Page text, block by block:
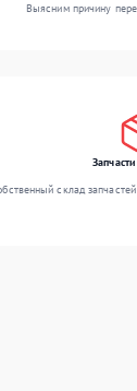
Выясним причину
склад